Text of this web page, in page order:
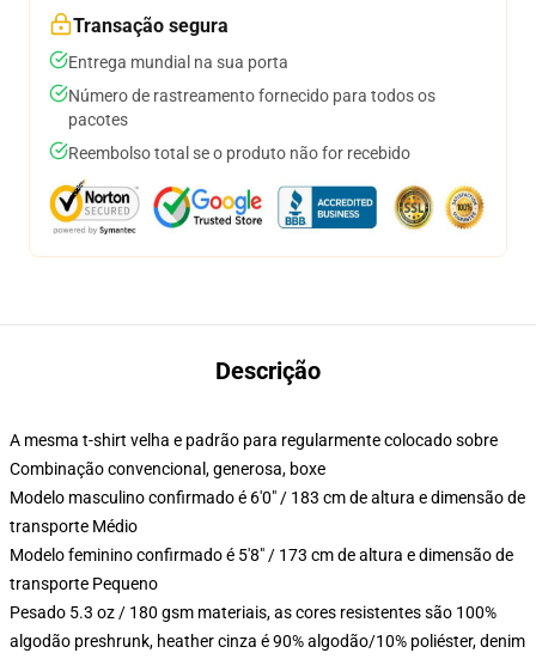
Transação segura
Entrega mundial na sua porta
Número de rastreamento fornecido para todos os
pacotes
Reembolso total se o produto não for recebido
Descrição
A mesma t-shirt velha e padrão para regularmente colocado sobre
Combinação convencional, generosa, boxe
Modelo masculino confirmado é 6'0" / 183 cm de altura e dimensão de
transporte Médio
Modelo feminino confirmado é 5'8" / 173 cm de altura e dimensão de
transporte Pequeno
Pesado 5.3 oz / 180 gsm materiais, as cores resistentes são 100%
algodão preshrunk, heather cinza é 90% algodão/10% poliéster, denim